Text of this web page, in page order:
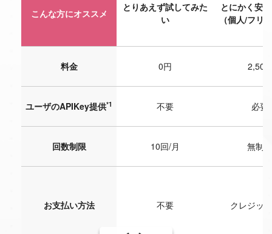
こんな方にオススメ
とりあえず試してみた
い
とにかく安
（個人/フリ
料金 0円 2,500
ユーザのAPIKey提供*1 不要 必要
回数制限 10回/月 無制限
お支払い方法 不要 クレジッ